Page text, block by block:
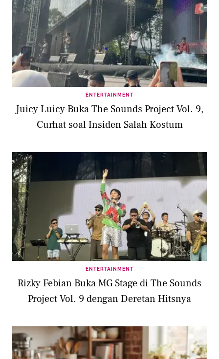
ENTERTAINMENT
Juicy Luicy Buka The Sounds Project Vol. 9,
Curhat soal Insiden Salah Kostum
ENTERTAINMENT
Rizky Febian Buka MG Stage di The Sounds
Project Vol. 9 dengan Deretan Hitsnya